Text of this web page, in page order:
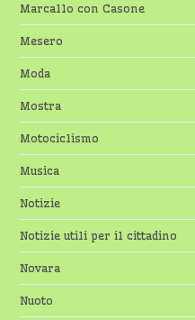
Marcallo con Casone
Mesero
Moda
Mostra
Motociclismo
Musica
Notizie
Notizie utili per il cittadino
Novara
Nuoto